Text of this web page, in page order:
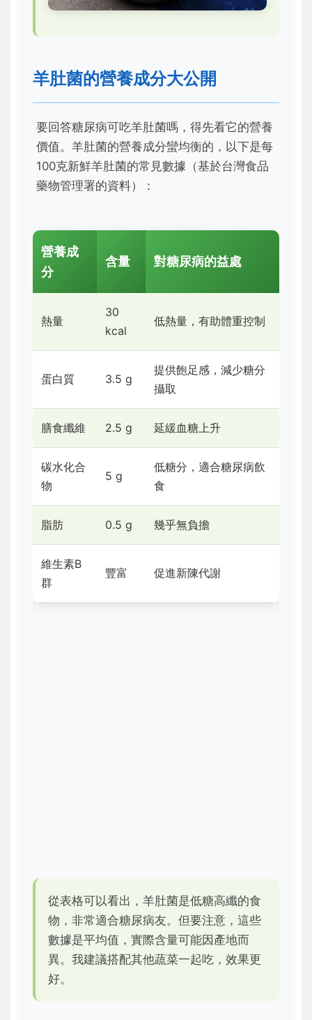
羊肚菌的營養成分大公開
要回答糖尿病可吃羊肚菌嗎，得先看它的營養
價值。羊肚菌的營養成分蠻均衡的，以下是每
100克新鮮羊肚菌的常見數據（基於台灣食品
藥物管理署的資料）：
營養成
分
含量 對糖尿病的益處
熱量
30
kcal
低熱量，有助體重控制
蛋白質 3.5 g
提供飽足感，減少糖分
攝取
膳食纖維 2.5 g 延緩血糖上升
碳水化合
物
5 g
低糖分，適合糖尿病飲
食
脂肪 0.5 g 幾乎無負擔
維生素B
群
豐富 促進新陳代謝
從表格可以看出，羊肚菌是低糖高纖的食
物，非常適合糖尿病友。但要注意，這些
數據是平均值，實際含量可能因產地而
異。我建議搭配其他蔬菜一起吃，效果更
好。